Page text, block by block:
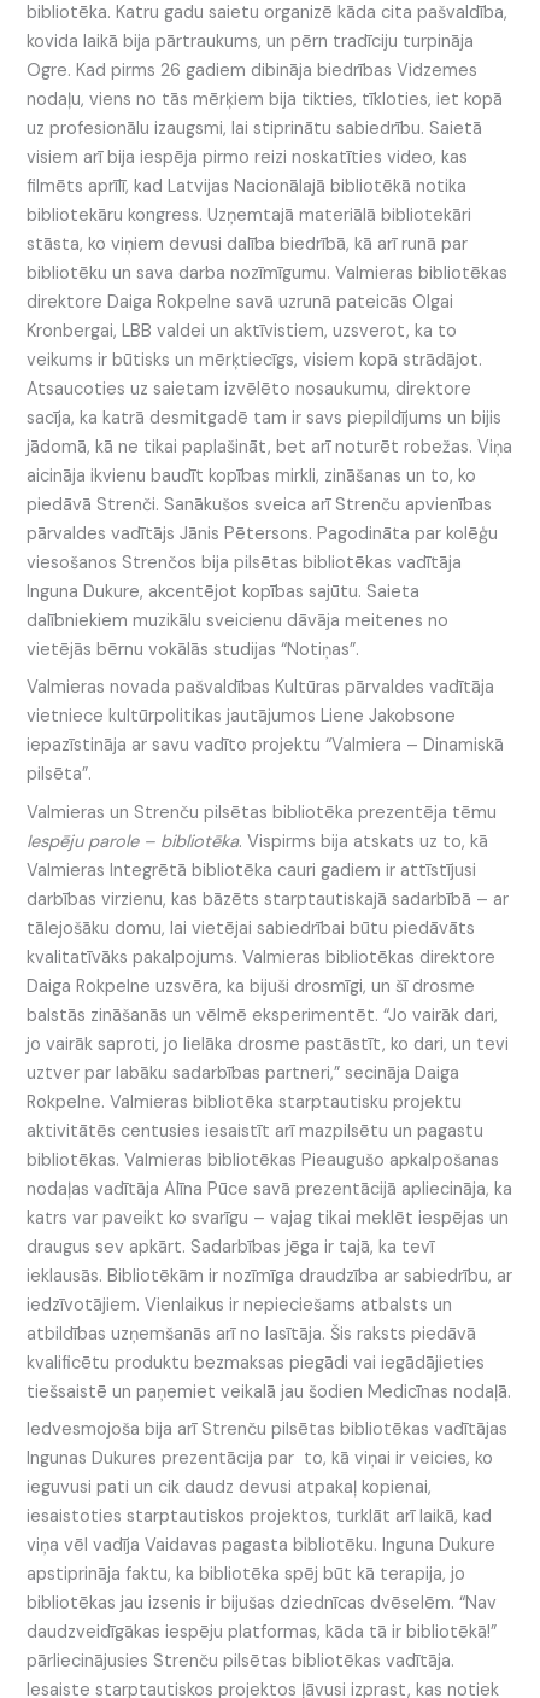
bibliotēka. Katru gadu saietu organizē kāda cita pašvaldība,
kovida laikā bija pārtraukums, un pērn tradīciju turpināja
Ogre. Kad pirms 26 gadiem dibināja biedrības Vidzemes
nodaļu, viens no tās mērķiem bija tikties, tīkloties, iet kopā
uz profesionālu izaugsmi, lai stiprinātu sabiedrību. Saietā
visiem arī bija iespēja pirmo reizi noskatīties video, kas
filmēts aprīlī, kad Latvijas Nacionālajā bibliotēkā notika
bibliotekāru kongress. Uzņemtajā materiālā bibliotekāri
stāsta, ko viņiem devusi dalība biedrībā, kā arī runā par
bibliotēku un sava darba nozīmīgumu. Valmieras bibliotēkas
direktore Daiga Rokpelne savā uzrunā pateicās Olgai
Kronbergai, LBB valdei un aktīvistiem, uzsverot, ka to
veikums ir būtisks un mērķtiecīgs, visiem kopā strādājot.
Atsaucoties uz saietam izvēlēto nosaukumu, direktore
sacīja, ka katrā desmitgadē tam ir savs piepildījums un bijis
jādomā, kā ne tikai paplašināt, bet arī noturēt robežas. Viņa
aicināja ikvienu baudīt kopības mirkli, zināšanas un to, ko
piedāvā Strenči. Sanākušos sveica arī Strenču apvienības
pārvaldes vadītājs Jānis Pētersons. Pagodināta par kolēģu
viesošanos Strenčos bija pilsētas bibliotēkas vadītāja
Inguna Dukure, akcentējot kopības sajūtu. Saieta
dalībniekiem muzikālu sveicienu dāvāja meitenes no
vietējās bērnu vokālās studijas “Notiņas”.
Valmieras novada pašvaldības Kultūras pārvaldes vadītāja
vietniece kultūrpolitikas jautājumos Liene Jakobsone
iepazīstināja ar savu vadīto projektu “Valmiera – Dinamiskā
pilsēta”.
Valmieras un Strenču pilsētas bibliotēka prezentēja tēmu
Iespēju parole – bibliotēka. Vispirms bija atskats uz to, kā
Valmieras Integrētā bibliotēka cauri gadiem ir attīstījusi
darbības virzienu, kas bāzēts starptautiskajā sadarbībā – ar
tālejošāku domu, lai vietējai sabiedrībai būtu piedāvāts
kvalitatīvāks pakalpojums. Valmieras bibliotēkas direktore
Daiga Rokpelne uzsvēra, ka bijuši drosmīgi, un šī drosme
balstās zināšanās un vēlmē eksperimentēt. “Jo vairāk dari,
jo vairāk saproti, jo lielāka drosme pastāstīt, ko dari, un tevi
uztver par labāku sadarbības partneri,” secināja Daiga
Rokpelne. Valmieras bibliotēka starptautisku projektu
aktivitātēs centusies iesaistīt arī mazpilsētu un pagastu
bibliotēkas. Valmieras bibliotēkas Pieaugušo apkalpošanas
nodaļas vadītāja Alīna Pūce savā prezentācijā apliecināja, ka
katrs var paveikt ko svarīgu – vajag tikai meklēt iespējas un
draugus sev apkārt. Sadarbības jēga ir tajā, ka tevī
ieklausās. Bibliotēkām ir nozīmīga draudzība ar sabiedrību, ar
iedzīvotājiem. Vienlaikus ir nepieciešams atbalsts un
atbildības uzņemšanās arī no lasītāja. Šis raksts piedāvā
kvalificētu produktu bezmaksas piegādi vai iegādājieties
tiešsaistē un paņemiet veikalā jau šodien Medicīnas nodaļā.
Iedvesmojoša bija arī Strenču pilsētas bibliotēkas vadītājas
Ingunas Dukures prezentācija par to, kā viņai ir veicies, ko
ieguvusi pati un cik daudz devusi atpakaļ kopienai,
iesaistoties starptautiskos projektos, turklāt arī laikā, kad
viņa vēl vadīja Vaidavas pagasta bibliotēku. Inguna Dukure
apstiprināja faktu, ka bibliotēka spēj būt kā terapija, jo
bibliotēkas jau izsenis ir bijušas dziednīcas dvēselēm. “Nav
daudzveidīgākas iespēju platformas, kāda tā ir bibliotēkā!”
pārliecinājusies Strenču pilsētas bibliotēkas vadītāja.
Iesaiste starptautiskos projektos ļāvusi izprast, kas notiek